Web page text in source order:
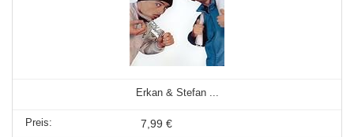
Erkan & Stefan ...
7,99 €